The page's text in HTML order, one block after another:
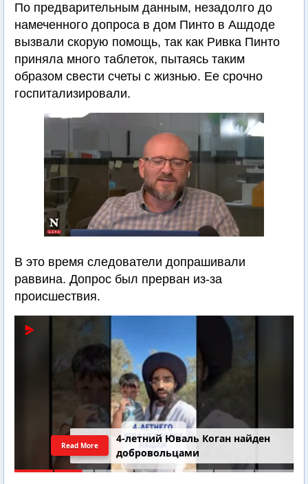
По предварительным данным, незадолго до
намеченного допроса в дом Пинто в Ашдоде
вызвали скорую помощь, так как Ривка Пинто
приняла много таблеток, пытаясь таким
образом свести счеты с жизнью. Ее срочно
госпитализировали.
В это время следователи допрашивали
раввина. Допрос был прерван из-за
происшествия.
4-летний Юваль Коган найден
добровольцами
Read More